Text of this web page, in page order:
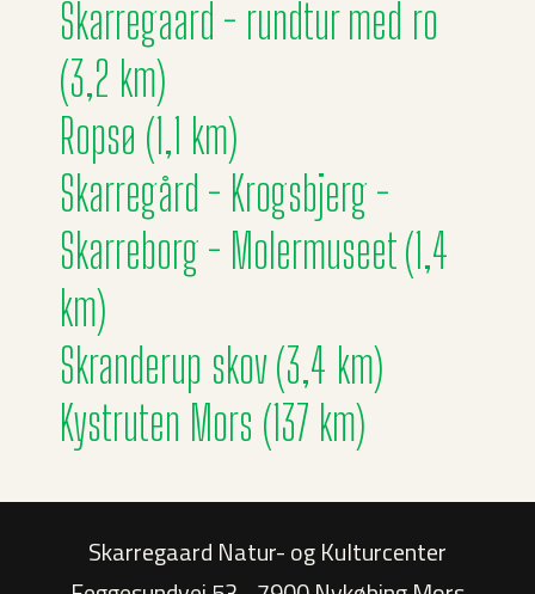
Skarregaard - rundtur med ro
(3,2 km)
Ropsø (1,1 km)
Skarregård - Krogsbjerg -
Skarreborg - Molermuseet (1,4
km)
Skranderup skov (3,4 km)
Kystruten Mors (137 km)
Skarregaard Natur- og Kulturcenter